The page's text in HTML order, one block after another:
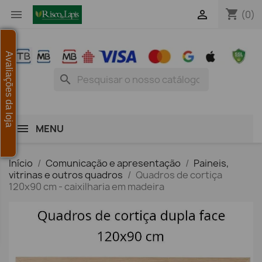
 shopping_cart (0)

search
MENU
Início Comunicação e apresentação
Paineis,
vitrinas e outros quadros
Quadros de cortiça
120x90 cm - caixilharia em madeira
Avaliações da loja